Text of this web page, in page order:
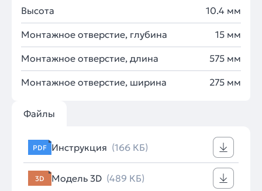
Высота 10.4 мм
Монтажное отверстие, глубина 15 мм
Монтажное отверстие, длина 575 мм
Монтажное отверстие, ширина 275 мм
Файлы
PDF Инструкция (166 КБ)
3D Модель 3D (489 КБ)